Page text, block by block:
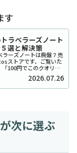
す
ラベラーズノート
選と解決策
ラーズノートは廃盤？売
ストアです、ご覧いた
100円でこのクオリテ
気を博したセリアのトラ
カバーですが、...2026.07.26
次に選ぶ